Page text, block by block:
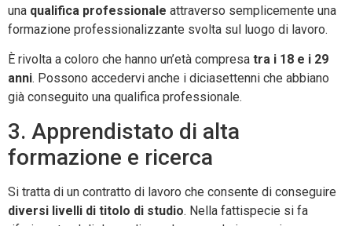
una qualifica professionale attraverso semplicemente una
formazione professionalizzante svolta sul luogo di lavoro.
È rivolta a coloro che hanno un’età compresa tra i 18 e i 29
anni. Possono accedervi anche i diciasettenni che abbiano
già conseguito una qualifica professionale.
3. Apprendistato di alta
formazione e ricerca
Si tratta di un contratto di lavoro che consente di conseguire
diversi livelli di titolo di studio. Nella fattispecie si fa